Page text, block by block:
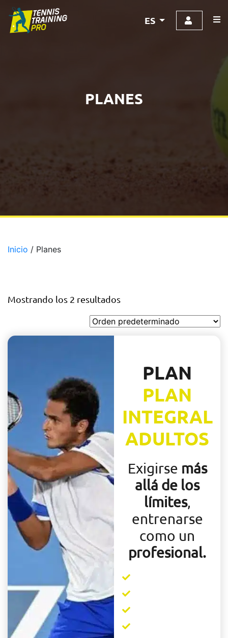
ES
PLANES
Inicio / Planes
Mostrando los 2 resultados
PLAN
PLAN
INTEGRAL
ADULTOS
Exigirse más
allá de los
límites,
entrenarse
como un
profesional.